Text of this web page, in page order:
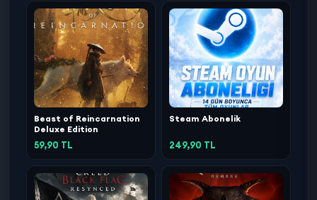
Beast of Reincarnation
Deluxe Edition
59,90 TL
Steam Abonelik
249,90 TL